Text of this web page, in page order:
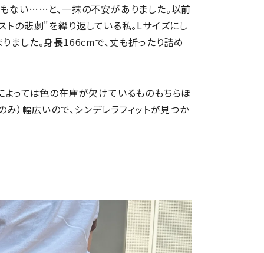
ない……と、一抹の不安がありました。以前
トの悲劇"を繰り返している私。Lサイズにし
ました。身長166cmで、丈も折ったり詰め
よっては色の在庫が欠けているものもちらほ
）幅広いので、シンデレラフィットが見つか